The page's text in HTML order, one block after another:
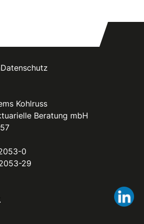
Datenschutz
Kohlruss
Beratung mbH
0
29